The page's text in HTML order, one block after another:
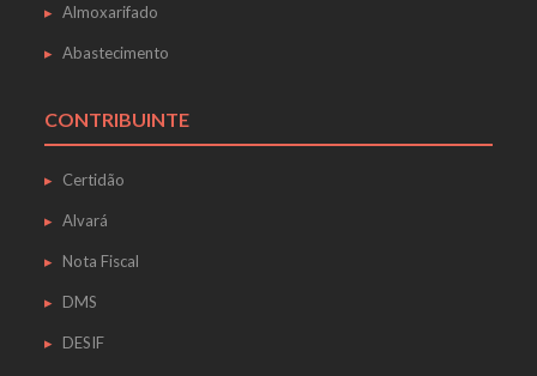
Almoxarifado
Abastecimento
CONTRIBUINTE
Certidão
Alvará
Nota Fiscal
DMS
DESIF